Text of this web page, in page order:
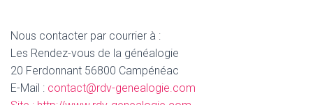
Nous contacter par courrier à :
Les Rendez-vous de la généalogie
20 Ferdonnant 56800 Campénéac
E-Mail : contact@rdv-genealogie.com